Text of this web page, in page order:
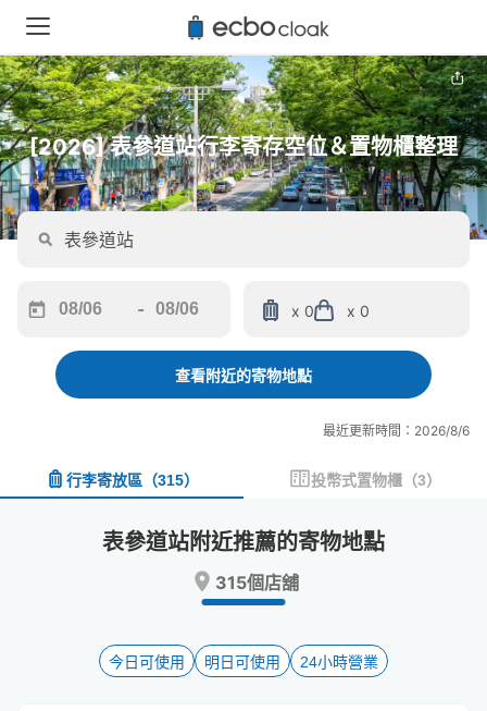
[2026] 表參道站行李寄存空位＆置物櫃整理
forward
interact
and
-
backward
interact
and
a
date.
Press
key
to
x 0 x 0
查看附近的寄物地點
最近更新時間：2026/8/6
行李寄放區 （315） 投幣式置物櫃 （3）
表參道站附近推薦的寄物地點
315個店舖
今日可使用 明日可使用 24小時營業